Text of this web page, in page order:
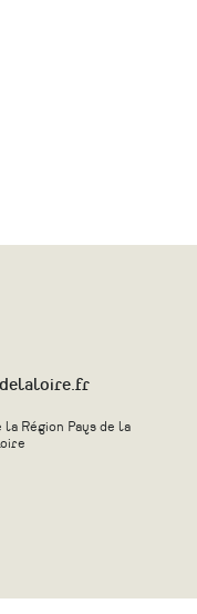
Région Pays de la